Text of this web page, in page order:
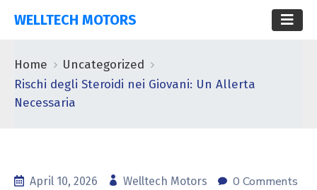
WELLTECH MOTORS
Home
Uncategorized
Rischi degli Steroidi nei Giovani: Un Allerta
Necessaria
April 10, 2026 Welltech Motors 0 Comments